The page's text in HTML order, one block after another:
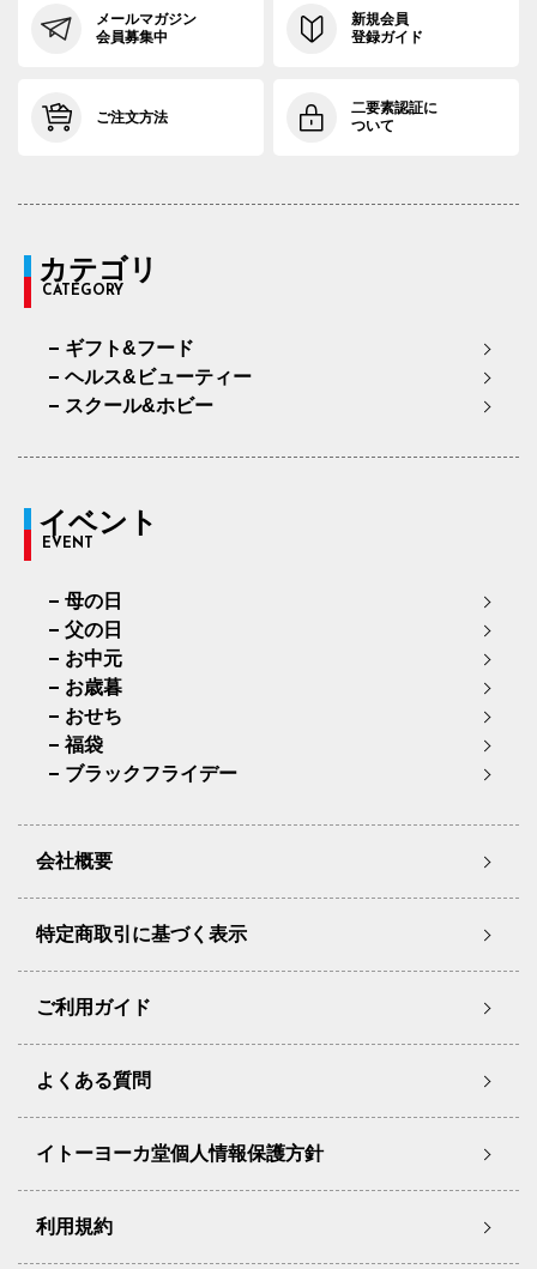
メールマガジン
会員募集中
新規会員
登録ガイド
ご注文方法
二要素認証に
ついて
カテゴリ
CATEGORY
ギフト&フード
ヘルス&ビューティー
スクール&ホビー
イベント
EVENT
母の日
父の日
お中元
お歳暮
おせち
福袋
ブラックフライデー
会社概要
特定商取引に基づく表示
ご利用ガイド
よくある質問
イトーヨーカ堂個人情報保護方針
利用規約